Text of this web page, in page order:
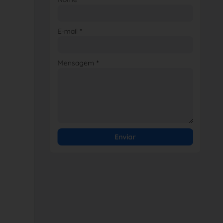
E-mail *
Mensagem *